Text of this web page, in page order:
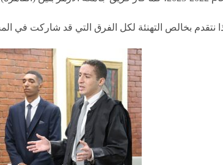
نتقدم بخالص التهنئة لكل الفرق التي قد شاركت في المسابقة لعام 2022-2023 متمنين لهم